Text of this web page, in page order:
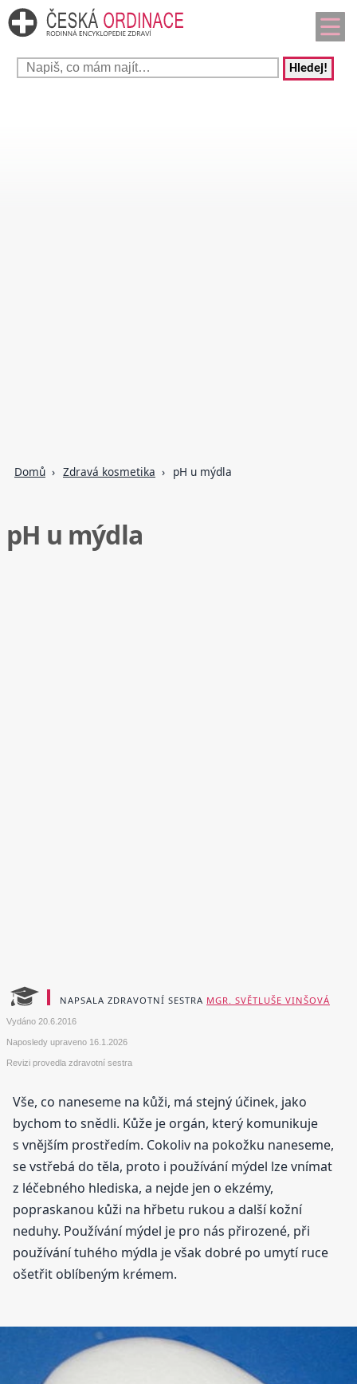
Hledej!
Domů Zdravá kosmetika pH u mýdla
pH u mýdla
NAPSALA ZDRAVOTNÍ SESTRA MGR. SVĚTLUŠE VINŠOVÁ
Vydáno 20.6.2016
Naposledy upraveno 16.1.2026
Revizi provedla zdravotní sestra
Vše, co naneseme na kůži, má stejný účinek, jako
bychom to snědli. Kůže je orgán, který komunikuje
s vnějším prostředím. Cokoliv na pokožku naneseme,
se vstřebá do těla, proto i používání mýdel lze vnímat
z léčebného hlediska, a nejde jen o ekzémy,
popraskanou kůži na hřbetu rukou a další kožní
neduhy. Používání mýdel je pro nás přirozené, při
používání tuhého mýdla je však dobré po umytí ruce
ošetřit oblíbeným krémem.